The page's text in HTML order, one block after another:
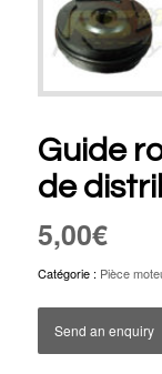
Guide
de
5,00€
Catégorie : Pièce
Send an enquiry